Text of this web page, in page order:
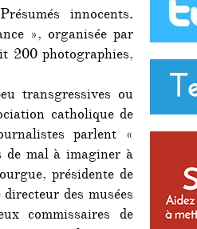
grand
pour
les
pédophiles
innocents.
», organisée par
200 photographies,
transgressives ou
catholique de
parlent «
de mal à imaginer à
présidente de
des musées
commissaires de